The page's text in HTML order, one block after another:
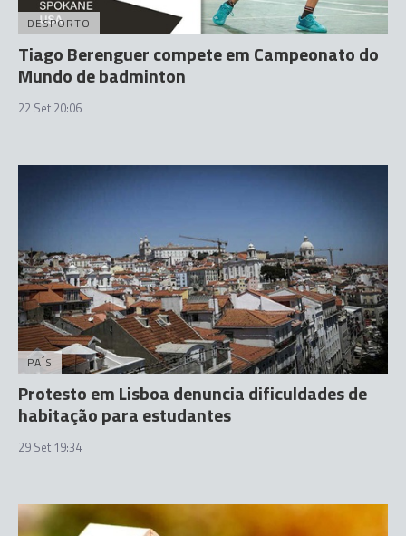
DESPORTO
Tiago Berenguer compete em Campeonato do
Mundo de badminton
22 Set 20:06
PAÍS
Protesto em Lisboa denuncia dificuldades de
habitação para estudantes
29 Set 19:34